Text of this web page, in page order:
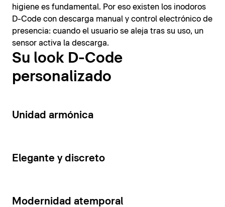
higiene es fundamental. Por eso existen los inodoros
D-Code con descarga manual y control electrónico de
presencia: cuando el usuario se aleja tras su uso, un
sensor activa la descarga.
Su look D-Code
personalizado
14
Unidad armónica
15
Elegante y discreto
10
Modernidad atemporal